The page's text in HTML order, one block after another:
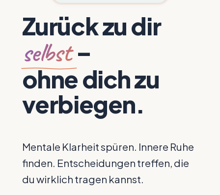
Zurück zu dir
selbst–
ohne dich zu
verbiegen.
Mentale Klarheit spüren. Innere Ruhe
finden. Entscheidungen treffen, die
du wirklich tragen kannst.